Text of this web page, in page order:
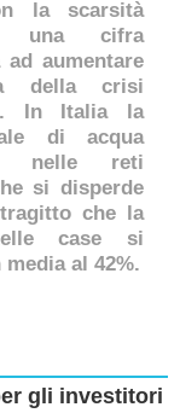
la scarsità
una cifra
ad aumentare
della crisi
In Italia la
di acqua
nelle reti
si disperde
che la
case si
al 42%.
gli investitori